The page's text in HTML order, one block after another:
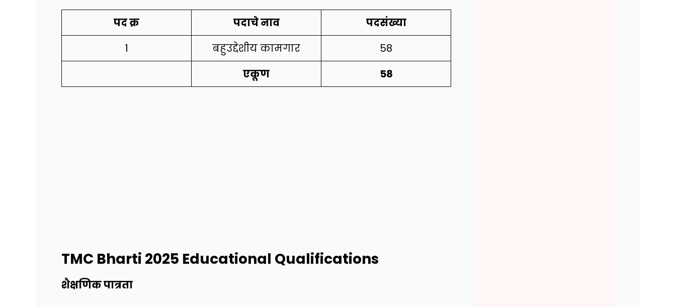
पद क्र पदाचे नाव
पदसंख्या
1
बहुउद्देशीय कामगार
58
एकूण
58
TMC Bharti 2025 Educational Qualifications
शैक्षणिक पात्रता